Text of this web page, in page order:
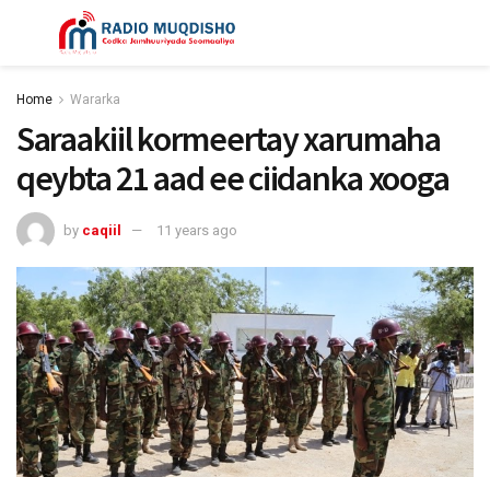
Home Wararka
Saraakiil kormeertay xarumaha
qeybta 21 aad ee ciidanka xooga
by caqiil 11 years ago